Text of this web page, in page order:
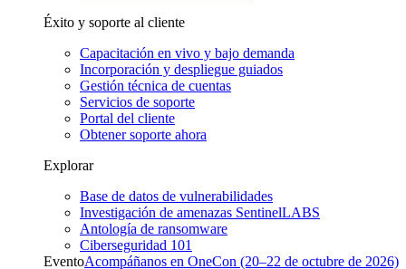
Éxito y soporte al cliente
Capacitación en vivo y bajo demanda
Incorporación y despliegue guiados
Gestión técnica de cuentas
Servicios de soporte
Portal del cliente
Obtener soporte ahora
Explorar
Base de datos de vulnerabilidades
Investigación de amenazas SentinelLABS
Antología de ransomware
Ciberseguridad 101
EventoAcompáñanos en OneCon (20–22 de octubre de 2026)